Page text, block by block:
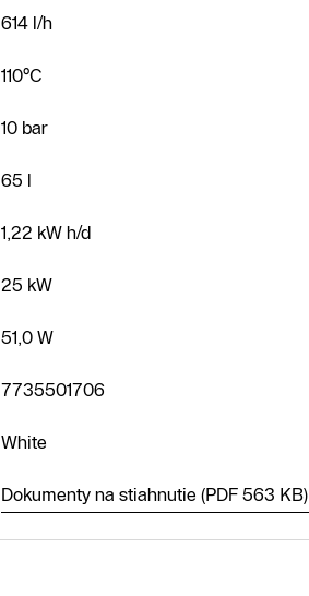
614 l/h
110°C
10 bar
65 l
1,22 kW h/d
25 kW
51,0 W
7735501706
White
Dokumenty na stiahnutie (PDF 563 KB)